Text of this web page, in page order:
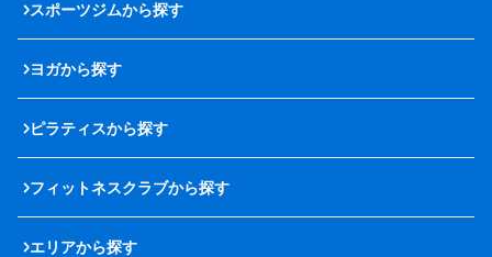
スポーツジムから探す
ヨガから探す
ピラティスから探す
フィットネスクラブから探す
エリアから探す